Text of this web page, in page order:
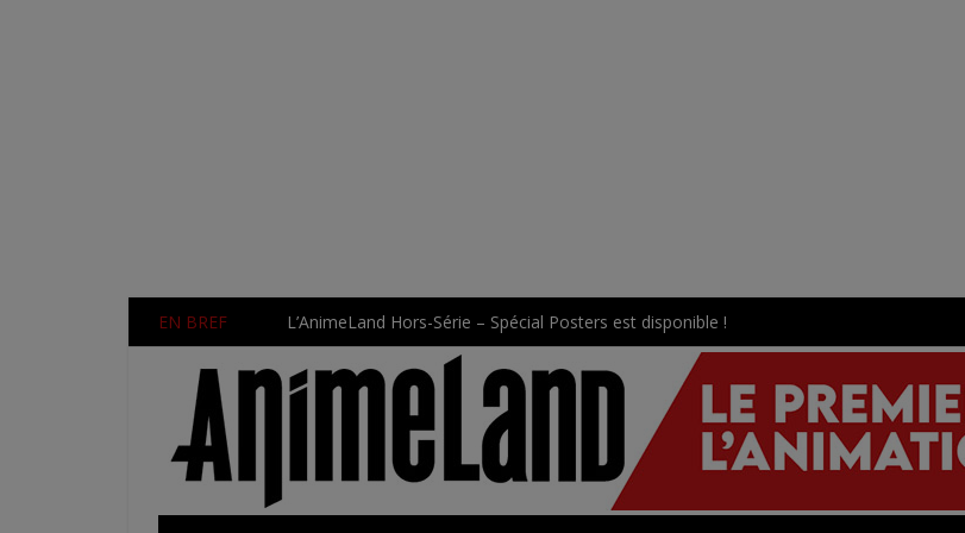
EN BREF L’AnimeLand Hors-Série – Spécial Posters est disponible !